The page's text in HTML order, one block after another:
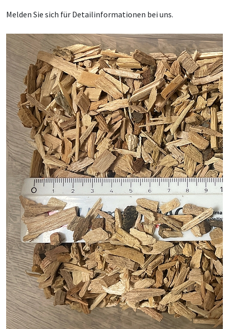
Melden Sie sich für Detailinformationen bei uns.